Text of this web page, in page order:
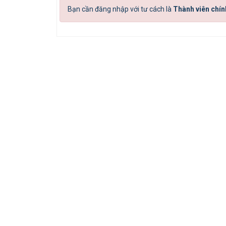
Bạn cần đăng nhập với tư cách là Thành viên